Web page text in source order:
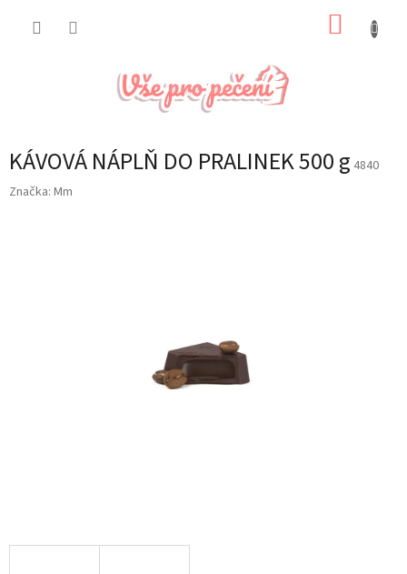
KÁVOVÁ NÁPLŇ DO PRALINEK 500 g 4840
Značka: Mm